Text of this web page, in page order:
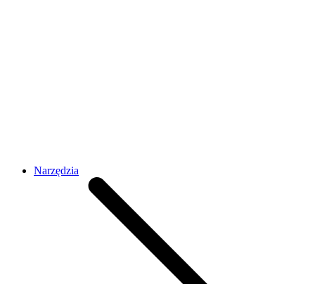
Narzędzia